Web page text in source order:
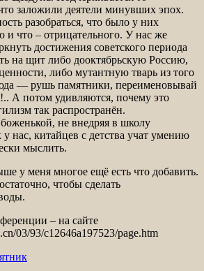
заложили деятели минувших эпох.
разобраться, что было у них
и что – отрицательного. У нас же
достижения советского периода
на щит либо дооктябрьскую Россию,
либо мутантную тварь из того
— рушь памятники, переименовывай
А потом удивляются, почему это
так распространён.
не внедряя в школу
нас, китайцев с детства учат умению
мыслить.
у меня многое ещё есть что добавить.
чтобы сделать
– на сайте
03/93/c12646a197523/page.htm